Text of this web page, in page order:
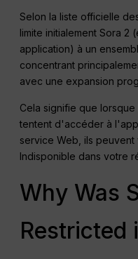
Selon la liste officielle
limite initialement Sora 2
application) à un
concentrant
avec une expansion
Cela signifie que lorsque
tentent d'accéder à
service Web, ils
Indisponible dans votre
Why Was
Restricted